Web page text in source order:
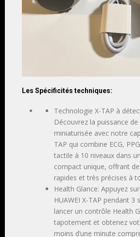
Les Spécificités techniques:
Technologie X-TAP à
Découvrez la puissance de
miniaturisée avec notre
TAP qui combine ECG,
tactile à 10 niveaux dans
compact unique, offrant
rapides et très précises à
Health Glance: Appuyez
HUAWEI X-TAP pendant 3
lancer un contrôle Health
tapotement et obtenez
moins d’une minute